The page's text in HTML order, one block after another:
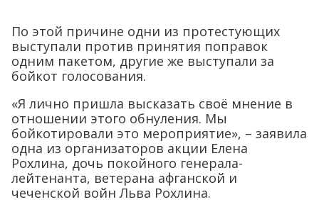
По этой причине одни из протестующих
выступали против принятия поправок
одним пакетом, другие же выступали за
бойкот голосования.
«Я лично пришла высказать своё мнение в
отношении этого обнуления. Мы
бойкотировали это мероприятие», – заявила
одна из организаторов акции Елена
Рохлина, дочь покойного генерала-
лейтенанта, ветерана афганской и
чеченской войн Льва Рохлина.